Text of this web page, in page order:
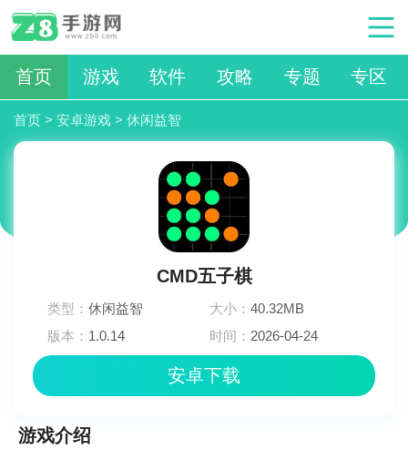
首页 游戏 软件 攻略 专题 专区
首页 > 安卓游戏 > 休闲益智
CMD五子棋
类型：休闲益智 大小：40.32MB
版本： 1.0.14 时间： 2026-04-24
安卓下载
游戏介绍